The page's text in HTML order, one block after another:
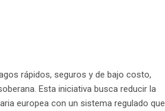
rápidos, seguros y de bajo costo,
Esta iniciativa busca reducir la
europea con un sistema regulado que